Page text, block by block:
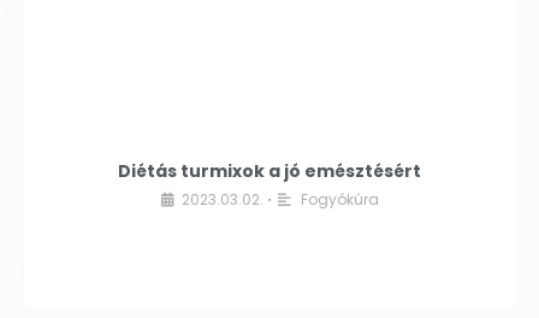
Diétás turmixok a jó emésztésért
2023.03.02. • Fogyókúra